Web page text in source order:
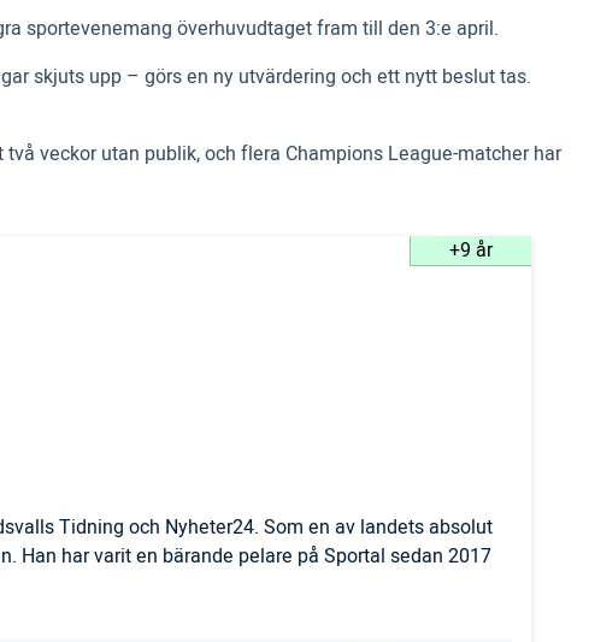
sportevenemang överhuvudtaget fram till den 3:e april.
skjuts upp – görs en ny utvärdering och ett nytt beslut tas.
veckor utan publik, och flera Champions League-matcher har
Tidning och Nyheter24. Som en av landets absolut
Han har varit en bärande pelare på Sportal sedan 2017
+9 år